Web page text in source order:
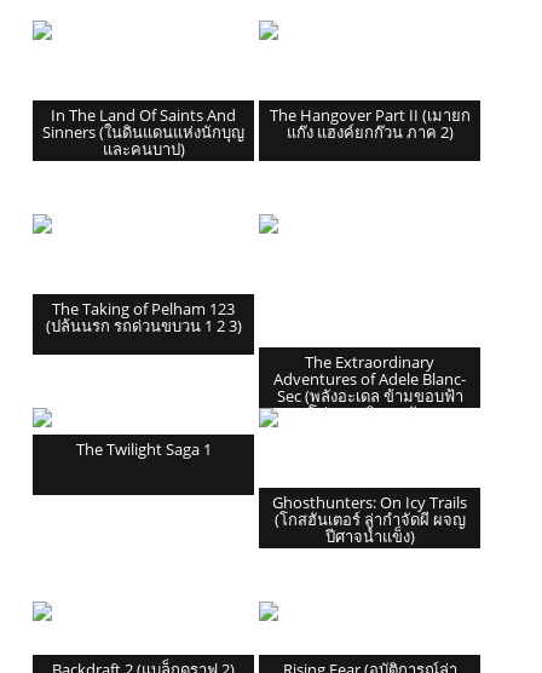
In The Land Of Saints And
Sinners (ในดินแดนแห่งนักบุญ
และคนบาป)
The Hangover Part II (เมายก
แก๊ง แฮงค์ยกก๊วน ภาค 2)
The Taking of Pelham 123
(ปล้นนรก รถด่วนขบวน 1 2 3)
The Extraordinary
Adventures of Adele Blanc-
Sec (พลังอะเดล ข้ามขอบฟ้า
โค่น 5 อภิมหาภัย)
The Twilight Saga 1
Ghosthunters: On Icy Trails
(โกสฮันเตอร์ ล่ากำจัดผี ผจญ
ปีศาจน้ำแข็ง)